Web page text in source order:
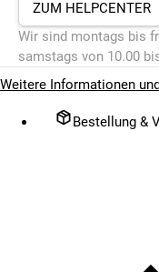
ZUM HELPCENTER
Wir sind montags bis
samstags von 10.00
Weitere Informationen
Bestellung &